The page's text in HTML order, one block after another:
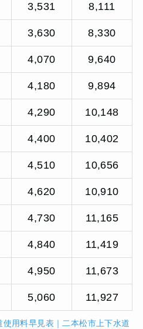
3,531 8,111
3,630 8,330
4,070 9,640
4,180 9,894
4,290 10,148
4,400 10,402
4,510 10,656
4,620 10,910
4,730 11,165
4,840 11,419
4,950 11,673
5,060 11,927
用料早見表｜二本松市上下水道